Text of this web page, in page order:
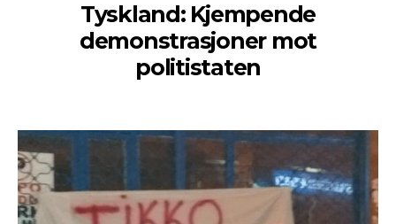
Tyskland: Kjempende
demonstrasjoner mot
politistaten